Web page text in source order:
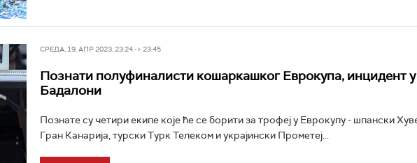
СРЕДА, 19. АПР 2023, 23:24 -> 23:45
Познати полуфиналисти кошаркашког Еврокупа, инцидент у
Бадалони
Познате су четири екипе које ће се борити за трофеј у Еврокупу - шпански
Гран Канарија, турски Турк Телеком и украјински Прометеј...